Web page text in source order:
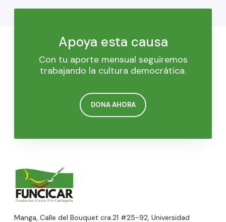
Apoya esta causa
Con tu aporte mensual seguiremos
trabajando la cultura democrática.
DONA AHORA
Manga, Calle del Bouquet cra.21 #25-92, Universidad